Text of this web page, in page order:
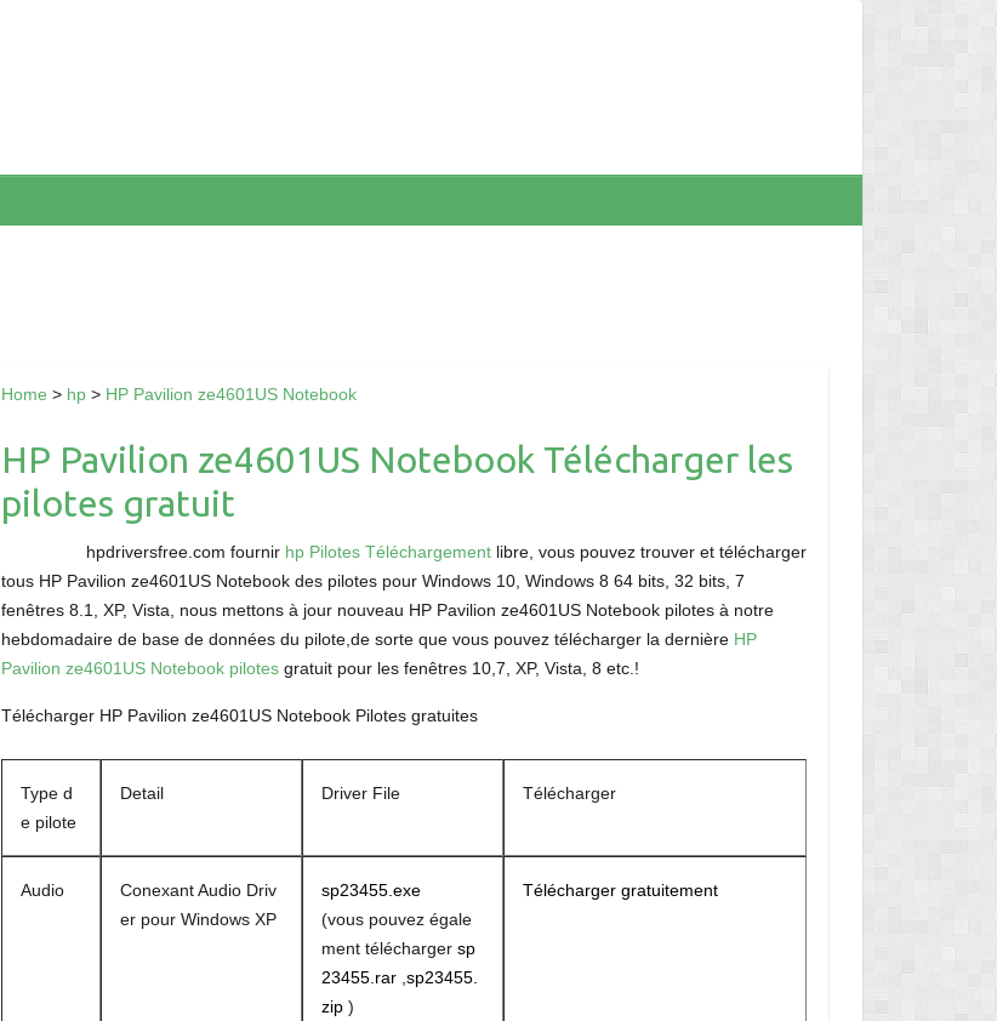
Home > hp> HP Pavilion ze4601US Notebook
HP Pavilion ze4601US Notebook Télécharger les
pilotes gratuit
hpdriversfree.com fournir hp Pilotes Téléchargementlibre, vous pouvez trouver et télécharger
tous HP Pavilion ze4601US Notebook des pilotes pour Windows 10, Windows 8 64 bits, 32 bits, 7
fenêtres 8.1, XP, Vista, nous mettons à jour nouveau HP Pavilion ze4601US Notebook pilotes à notre
hebdomadaire de base de données du pilote,de sorte que vous pouvez télécharger la dernière HP
Pavilion ze4601US Notebook pilotesgratuit pour les fenêtres 10,7, XP, Vista, 8 etc.!
Télécharger HP Pavilion ze4601US Notebook Pilotes gratuites
Type d
e pilote
Detail Driver File Télécharger
Audio
Conexant Audio Driv
er pour Windows XP
sp23455.exe
(vous pouvez égale
ment télécharger sp
23455.rar,sp23455.
zip)
Télécharger gratuitement